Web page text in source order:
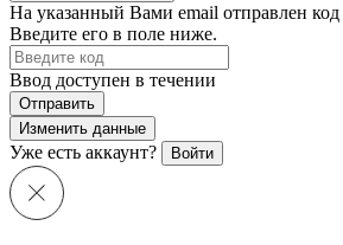
На указанный Вами email отправлен
Введите его в поле ниже.
Ввод доступен в течении
Отправить
Изменить данные
Уже есть аккаунт? Войти